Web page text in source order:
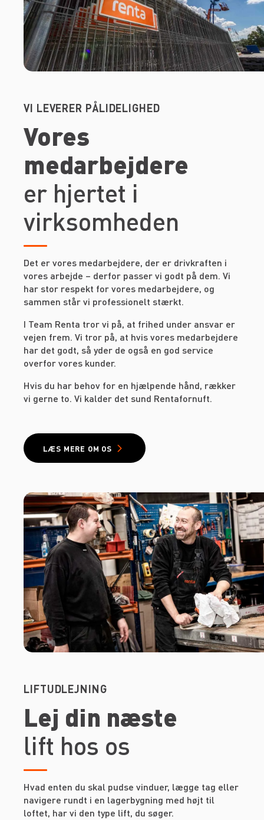
VI LEVERER PÅLIDELIGHED
Vores
medarbejdere
er hjertet i
virksomheden
Det er vores medarbejdere, der er drivkraften i
vores arbejde – derfor passer vi godt på dem. Vi
har stor respekt for vores medarbejdere, og
sammen står vi professionelt stærkt.
I Team Renta tror vi på, at frihed under ansvar er
vejen frem. Vi tror på, at hvis vores medarbejdere
har det godt, så yder de også en god service
overfor vores kunder.
Hvis du har behov for en hjælpende hånd, rækker
vi gerne to. Vi kalder det sund Rentafornuft.
LÆS MERE OM OS
LIFTUDLEJNING
Lej din næste
lift hos os
Hvad enten du skal pudse vinduer, lægge tag eller
navigere rundt i en lagerbygning med højt til
loftet, har vi den type lift, du søger.